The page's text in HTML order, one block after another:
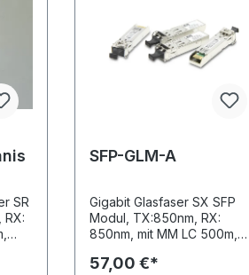
die
SR
RX:
°C
SFP-GLM-A
Gigabit Glasfaser SX SFP
Modul, TX:850nm, RX:
850nm, mit MM LC 500m,
57,00 €*